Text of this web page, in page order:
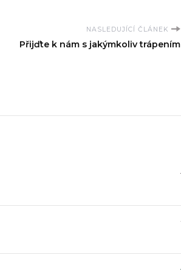
NASLEDUJÍCÍ ČLÁNEK
Přijďte k nám s jakýmkoliv trápením